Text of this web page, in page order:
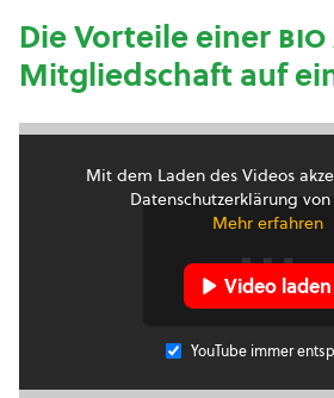
Die Vorteile einer
Mitgliedschaft auf
Mit dem Laden des Videos
Datenschutzerklärung von
Mehr erfahren
Video laden
YouTube immer